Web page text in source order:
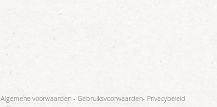
Algemene voorwaarden - Gebruiksvoorwaarden- Privacybeleid